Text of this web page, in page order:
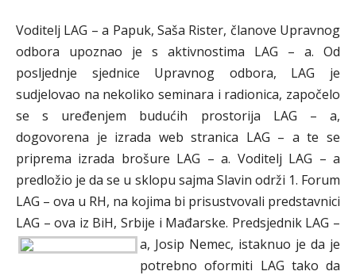
Voditelj LAG – a Papuk, Saša Rister, članove Upravnog
odbora upoznao je s aktivnostima LAG – a. Od
posljednje sjednice Upravnog odbora, LAG je
sudjelovao na nekoliko seminara i radionica, započelo
se s uređenjem budućih prostorija LAG – a,
dogovorena je izrada web stranica LAG – a te se
priprema izrada brošure LAG – a. Voditelj LAG – a
predložio je da se u sklopu sajma Slavin održi 1. Forum
LAG – ova u RH, na kojima bi prisustvovali predstavnici
LAG – ova iz BiH, Srbije i Mađarske. Predsjednik LAG –
a, Josip Nemec, istaknuo je da je
potrebno oformiti LAG tako da